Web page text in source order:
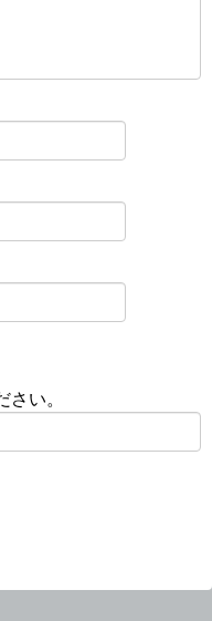
さい。